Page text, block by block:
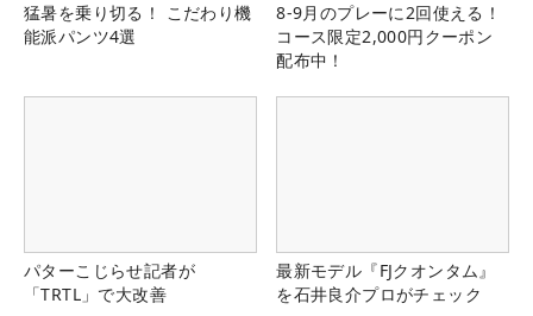
猛暑を乗り切る！ こだわり機
能派パンツ4選
8-9月のプレーに2回使える！
コース限定2,000円クーポン
配布中！
パターこじらせ記者が
「TRTL」で大改善
最新モデル『FJクオンタム』
を石井良介プロがチェック